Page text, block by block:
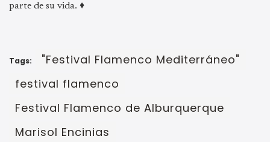
parte de su vida. ♦
Tags:
"Festival Flamenco Mediterráneo"
festival flamenco
Festival Flamenco de Alburquerque
Marisol Encinias